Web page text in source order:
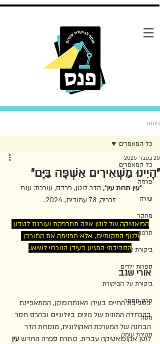
פוסט
כל המאמרים
פרוזה
שירה
מחקר
תרגום
ביקורת צעירה
ספרות ילדים
ביקורת על הביקורת
פרק מספר
מסה
סקירת עומק
כל המאמרים
״הָיִינוּ מַשְׁאִירִים אַשְׁפָּה בַּיָּם״
20 בפבר׳ 2025
״עין תחת עין״, הדר לוטן, פרדס, עורכת: ענת
זכריה, 78 עמודים, 2024.
הפואטיקה של לוטן אינה מתרפקת ועורגת לטבע
ולנוף המקומיים, אלא מפנימה את החורבן
הסביבתי המגיע בעידן הנוכחי לשיאו.
אורי שגב
בסביבת החיים בעידן האנתרופוקן, המתאפיינת
בהכחדה המונית של מינים ביולוגיים ובהרס חסר
הבחנה של המערכת האקולוגית, מנסחת הדר
לוטן אקופואטיקה עברית. כותרת ספרה החדש עין